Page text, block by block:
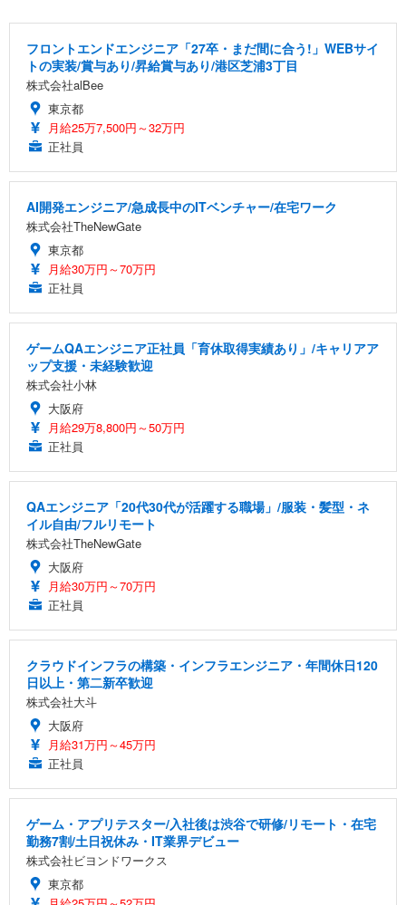
フロントエンドエンジニア「27卒・まだ間に合う!」WEBサイ
トの実装/賞与あり/昇給賞与あり/港区芝浦3丁目
株式会社alBee
東京都
月給25万7,500円～32万円
正社員
AI開発エンジニア/急成長中のITベンチャー/在宅ワーク
株式会社TheNewGate
東京都
月給30万円～70万円
正社員
ゲームQAエンジニア正社員「育休取得実績あり」/キャリアア
ップ支援・未経験歓迎
株式会社小林
大阪府
月給29万8,800円～50万円
正社員
QAエンジニア「20代30代が活躍する職場」/服装・髪型・ネ
イル自由/フルリモート
株式会社TheNewGate
大阪府
月給30万円～70万円
正社員
クラウドインフラの構築・インフラエンジニア・年間休日120
日以上・第二新卒歓迎
株式会社大斗
大阪府
月給31万円～45万円
正社員
ゲーム・アプリテスター/入社後は渋谷で研修/リモート・在宅
勤務7割/土日祝休み・IT業界デビュー
株式会社ビヨンドワークス
東京都